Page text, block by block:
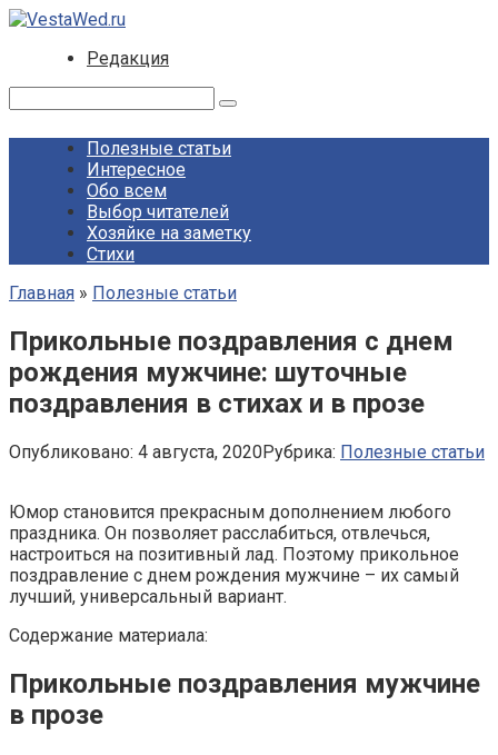
Перейти
контенту
Редакция
Полезные статьи
Интересное
Обо всем
Выбор читателей
Хозяйке на заметку
Стихи
Главная » Полезные статьи
Прикольные поздравления с днем
рождения мужчине: шуточные
поздравления в стихах и в прозе
Опубликовано: 4 августа, 2020Рубрика: Полезные статьи
Юмор становится прекрасным дополнением любого
праздника. Он позволяет расслабиться, отвлечься,
настроиться на позитивный лад. Поэтому прикольное
поздравление с днем рождения мужчине – их самый
лучший, универсальный вариант.
Содержание материала:
Прикольные поздравления мужчине
в прозе